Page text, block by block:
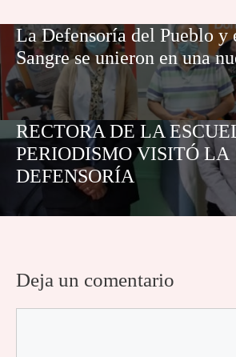
La Defensoría del Pueblo y
Sangre se unieron en una
RECTORA DE LA
PERIODISMO VISITÓ LA
DEFENSORÍA
Deja un comentario